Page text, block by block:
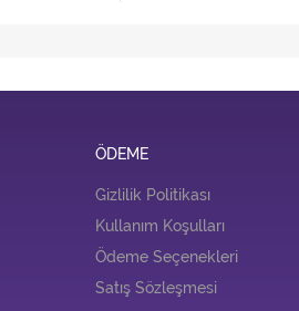
ÖDEME
Gizlilik Politikası
Kullanım Koşulları
Ödeme Seçenekleri
Satış Sözleşmesi